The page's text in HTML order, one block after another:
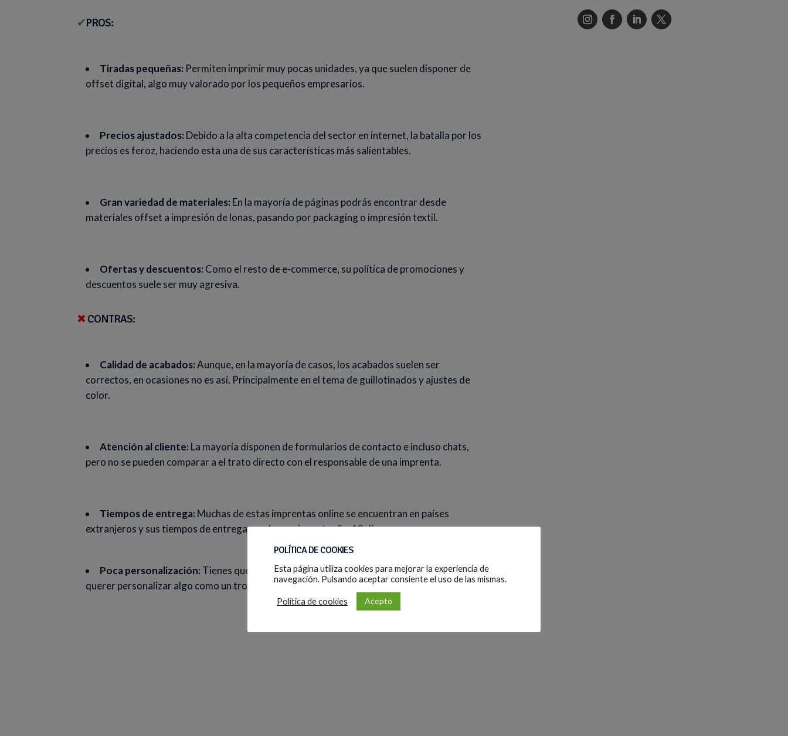
✔PROS:
Tiradas pequeñas: Permiten imprimir muy pocas unidades, ya que suelen disponer de
offset digital, algo muy valorado por los pequeños empresarios.
Precios ajustados: Debido a la alta competencia del sector en internet, la batalla por los
precios es feroz, haciendo esta una de sus características más salientables.
Gran variedad de materiales: En la mayoría de páginas podrás encontrar desde
materiales offset a impresión de lonas, pasando por packaging o impresión textil.
Ofertas y descuentos: Como el resto de e-commerce, su política de promociones y
descuentos suele ser muy agresiva.
✖ CONTRAS:
Calidad de acabados:Aunque, en la mayoría de casos, los acabados suelen ser
correctos, en ocasiones no es así. Principalmente en el tema de guillotinados y ajustes de
color.
Atención al cliente: La mayoría disponen de formularios de contacto e incluso chats,
pero no se pueden comparar a el trato directo con el responsable de una imprenta.
Tiempos de entrega: Muchas de estas imprentas online se encuentran en países
extranjeros y sus tiempos de entrega pueden variar entre 5 y 12 días.
Poca personalización: Tienes que adaptarte a sus formatos predefinidos. En caso de
querer personalizar algo como un troquel el sobrecoste hará que ya no sea rentable.
POLÍTICA DE COOKIES
Esta página utiliza cookies para mejorar la experiencia de
navegación. Pulsando aceptar consiente el uso de las mismas.
Política de cookies Acepto